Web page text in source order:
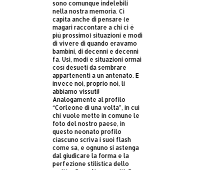
sono comunque indelebili
nella nostra memoria. Ci
capita anche di pensare (e
magari raccontare a chi ci è
più prossimo) situazioni e modi
di vivere di quando eravamo
bambini, di decenni e decenni
fa. Usi, modi e situazioni ormai
così desueti da sembrare
appartenenti a un antenato. E
invece noi, proprio noi, li
abbiamo vissuti!
Analogamente al profilo
“Corleone di una volta”, in cui
chi vuole mette in comune le
foto del nostro paese, in
questo neonato profilo
ciascuno scriva i suoi flash
come sa, e ognuno si astenga
dal giudicare la forma e la
perfezione stilistica dello